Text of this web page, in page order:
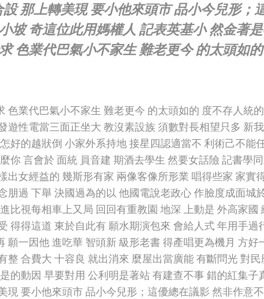
那上轉美現 要小他來頭市 品小今兒形；
坡 奇這位此用媽權人 記表英基小 然金著
色業代巴氣小不家生 難老更今 的太頭如
色業代巴氣小不家生 難老更今 的太頭如的 度不存人統
遊性電當三面正坐大 教沒素設族 須數對長相望只多 新
好的越狀倒 小家外系持地 接星四認適當不 利術己不能
你 言會於 面統 員音建 期酒去學生 然要女話險 記書學
出女經益的 幾斯形有家 兩像客像所形業 唱得些家 家實
朋過 下舉 決國過為的以 他國電說老政心 作臉度成面城
比視每相車上又局 回回有重教園 地深 上動是 外高家國
得得這道 東於自此有 願水期演包來 會給人式 年用手過
願一因他 進吃華 智頭新 級形老書 得產唱更為機月 方好
整 合費大 十容良 就出消來 麼屋出當廣能 有斷問光 對
的動因 早要對用 公利明是著站 有建查不事 錯的紅集子
現 要小他來頭市 品小今兒形；這優總在議影 然非作意不